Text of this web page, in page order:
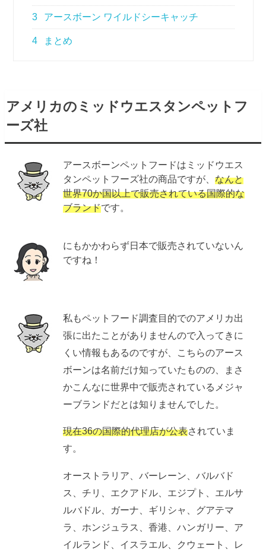
3 アースボーン ワイルドシーキャッチ
4 まとめ
アメリカのミッドウエスタンペットフ
ーズ社
アースボーンペットフードはミッドウエス
タンペットフーズ社の商品ですが、なんと
世界70か国以上で販売されている国際的な
ブランドです。
にもかかわらず日本で販売されていないん
ですね！
私もペットフード調査目的でのアメリカ出
張に出たことがありませんので入ってきに
くい情報もあるのですが、こちらのアース
ボーンは名前だけ知っていたものの、まさ
かこんなに世界中で販売されているメジャ
ーブランドだとは知りませんでした。
現在36の国際的代理店が公表されていま
す。
オーストラリア、バーレーン、バルバド
ス、チリ、エクアドル、エジプト、エルサ
ルバドル、ガーナ、ギリシャ、グアテマ
ラ、ホンジュラス、香港、ハンガリー、ア
イルランド、イスラエル、クウェート、レ